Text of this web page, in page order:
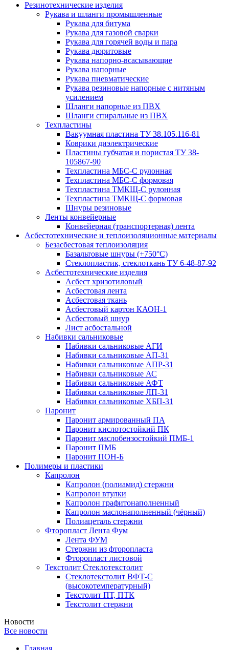
Резинотехнические изделия
Рукава и шланги промышленные
Рукава для битума
Рукава для газовой сварки
Рукава для горячей воды и пара
Рукава дюритовые
Рукава напорно-всасывающие
Рукава напорные
Рукава пневматические
Рукава резиновые напорные с нитяным
усилением
Шланги напорные из ПВХ
Шланги спиральные из ПВХ
Техпластины
Вакуумная пластина ТУ 38.105.116-81
Коврики диэлектрические
Пластины губчатая и пористая ТУ 38-
105867-90
Техпластина МБС-С рулонная
Техпластина МБС-С формовая
Техпластина ТМКЩ-С рулонная
Техпластина ТМКЩ-С формовая
Шнуры резиновые
Ленты конвейерные
Конвейерная (транспортерная) лента
Асбестотехнические и теплоизоляционные материалы
Безасбестовая теплоизоляция
Базальтовые шнуры (+750°С)
Стеклопластик, стеклоткань ТУ 6-48-87-92
Асбестотехнические изделия
Асбест хризотиловый
Асбестовая лента
Асбестовая ткань
Асбестовый картон КАОН-1
Асбестовый шнур
Лист асбостальной
Набивки сальниковые
Набивки сальниковые АГИ
Набивки сальниковые АП-31
Набивки сальниковые АПР-31
Набивки сальниковые АС
Набивки сальниковые АФТ
Набивки сальниковые ЛП-31
Набивки сальниковые ХБП-31
Паронит
Паронит армированный ПА
Паронит кислотостойкий ПК
Паронит маслобензостойкий ПМБ-1
Паронит ПМБ
Паронит ПОН-Б
Полимеры и пластики
Капролон
Капролон (полиамид) стержни
Капролон втулки
Капролон графитонаполненный
Капролон маслонаполненный (чёрный)
Полиацеталь стержни
Фторопласт Лента Фум
Лента ФУМ
Стержни из фторопласта
Фторопласт листовой
Текстолит Стеклотекстолит
Стеклотекстолит ВФТ-С
(высокотемпературный)
Текстолит ПТ, ПТК
Текстолит стержни
Новости
Все новости
Главная